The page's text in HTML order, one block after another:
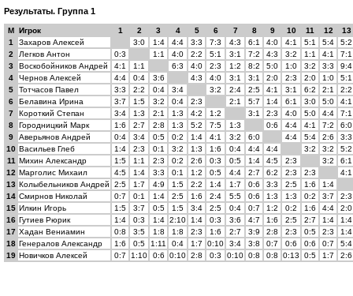
Результаты. Группа 1
М Игрок 1 2 3 4 5 6 7 8 9 10 11 12
13
1
Захаров Алексей 3:0 1:4 4:4 3:3 7:3 4:3 6:1 4:0 4:1 5:1 5:4
5:2
2
Легков Антон 0:3 1:1 4:0 2:2 5:1 3:1 7:2 4:3 3:2 1:1 4:1
7:1
3
Воскобойников Андрей 4:1 1:1 6:3 4:0 2:3 1:2 8:2 5:0 1:0 3:2 3:3
9:4
4
Чернов Алексей 4:4 0:4 3:6 4:3 4:0 3:1 3:1 2:0 2:3 2:0 1:0
5:1
5
Тотчасов Павел 3:3 2:2 0:4 3:4 3:2 2:4 2:5 4:1 3:1 6:2 2:1
2:2
6
Белавина Ирина 3:7 1:5 3:2 0:4 2:3 2:1 5:7 1:4 6:1 3:0 5:0
4:1
7
Короткий Степан 3:4 1:3 2:1 1:3 4:2 1:2 3:1 2:3 4:0 5:0 4:4
7:1
8
Городницкий Марк 1:6 2:7 2:8 1:3 5:2 7:5 1:3 0:6 4:4 4:1 7:2
6:0
9
Аверьянов Андрей 0:4 3:4 0:5 0:2 1:4 4:1 3:2 6:0 4:4 5:4 2:6
3:3
10 Васильев Глеб 1:4 2:3 0:1 3:2 1:3 1:6 0:4 4:4 4:4 3:2 3:2
5:2
11 Михин Александр 1:5 1:1 2:3 0:2 2:6 0:3 0:5 1:4 4:5 2:3 3:2
6:1
12 Марголис Михаил 4:5 1:4 3:3 0:1 1:2 0:5 4:4 2:7 6:2 2:3 2:3
4:1
13 Колыбельников Андрей 2:5 1:7 4:9 1:5 2:2 1:4 1:7 0:6 3:3 2:5 1:6
1:4
14 Смирнов Николай 0:7 0:1 1:4 2:5 1:6 2:4 5:5 0:6 1:3 1:3 0:2 3:7
2:3
15 Илкин Игорь 1:5 3:7 0:5 1:5 3:4 2:5 0:4 0:7 1:2 0:2 1:6 4:4
2:0
16 Гутиев Рюрик 1:4 0:3 1:4 2:10 1:4 0:3 3:6 4:7 1:6 2:5 2:7 1:4
1:4
17 Хадан Вениамин 0:8 3:5 1:8 1:8 2:3 1:6 2:7 3:9 2:8 2:3 0:5 2:3
1:4
18 Генералов Александр 1:6 0:5 1:11 0:4 1:7 0:10 3:4 3:8 0:7 0:6 0:6 0:7
5:4
19 Новичков Алексей 0:7 1:10 0:6 0:10 2:8 0:3 0:10 0:8 0:8 0:13 0:5 1:7 2:6